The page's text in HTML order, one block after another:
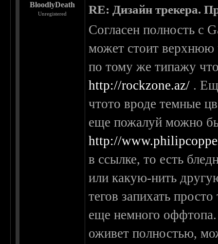
BloodlyDeath
Unregistered RE: Дизайн трекера.
Согласен полность с
может стоит верхнюю
по тому же типажу
http://rockzone.az/ .
чтото вроде темные
еще пожалуй можно
http://
в ссылке, то есть
или какую-нить
тегов запихать
еще немного
оживет полностью,